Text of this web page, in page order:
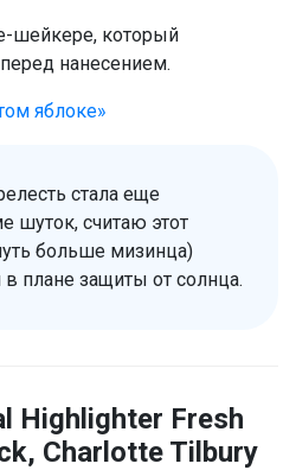
шейкере, который
нанесением.
яблоке»
стала еще
шуток, считаю этот
больше мизинца)
плане защиты от солнца.
Highlighter Fresh
Charlotte Tilbury